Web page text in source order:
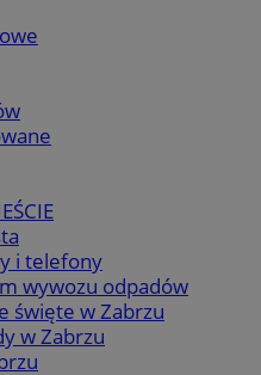
i telefony
wywozu odpadów
święte w Zabrzu
w Zabrzu